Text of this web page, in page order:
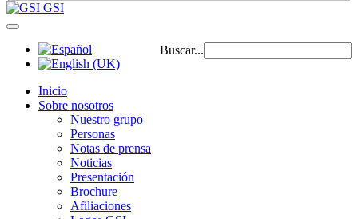
GSI
Buscar...
Inicio
Sobre nosotros
Nuestro grupo
Personas
Notas de prensa
Noticias
Presentación
Brochure
Afiliaciones